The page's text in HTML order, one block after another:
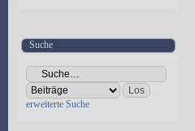
Suche
erweiterte Suche